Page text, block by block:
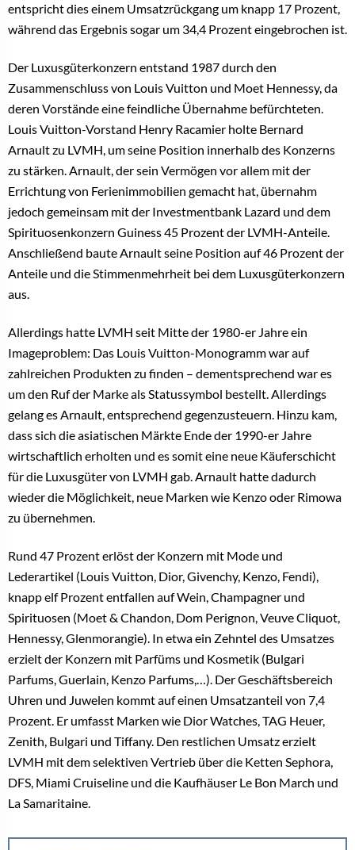
entspricht dies einem Umsatzrückgang um knapp 17 Prozent,
während das Ergebnis sogar um 34,4 Prozent eingebrochen ist.
Der Luxusgüterkonzern entstand 1987 durch den
Zusammenschluss von Louis Vuitton und Moet Hennessy, da
deren Vorstände eine feindliche Übernahme befürchteten.
Louis Vuitton-Vorstand Henry Racamier holte Bernard
Arnault zu LVMH, um seine Position innerhalb des Konzerns
zu stärken. Arnault, der sein Vermögen vor allem mit der
Errichtung von Ferienimmobilien gemacht hat, übernahm
jedoch gemeinsam mit der Investmentbank Lazard und dem
Spirituosenkonzern Guiness 45 Prozent der LVMH-Anteile.
Anschließend baute Arnault seine Position auf 46 Prozent der
Anteile und die Stimmenmehrheit bei dem Luxusgüterkonzern
aus.
Allerdings hatte LVMH seit Mitte der 1980-er Jahre ein
Imageproblem: Das Louis Vuitton-Monogramm war auf
zahlreichen Produkten zu finden – dementsprechend war es
um den Ruf der Marke als Statussymbol bestellt. Allerdings
gelang es Arnault, entsprechend gegenzusteuern. Hinzu kam,
dass sich die asiatischen Märkte Ende der 1990-er Jahre
wirtschaftlich erholten und es somit eine neue Käuferschicht
für die Luxusgüter von LVMH gab. Arnault hatte dadurch
wieder die Möglichkeit, neue Marken wie Kenzo oder Rimowa
zu übernehmen.
Rund 47 Prozent erlöst der Konzern mit Mode und
Lederartikel (Louis Vuitton, Dior, Givenchy, Kenzo, Fendi),
knapp elf Prozent entfallen auf Wein, Champagner und
Spirituosen (Moet & Chandon, Dom Perignon, Veuve Cliquot,
Hennessy, Glenmorangie). In etwa ein Zehntel des Umsatzes
erzielt der Konzern mit Parfüms und Kosmetik (Bulgari
Parfums, Guerlain, Kenzo Parfums,…). Der Geschäftsbereich
Uhren und Juwelen kommt auf einen Umsatzanteil von 7,4
Prozent. Er umfasst Marken wie Dior Watches, TAG Heuer,
Zenith, Bulgari und Tiffany. Den restlichen Umsatz erzielt
LVMH mit dem selektiven Vertrieb über die Ketten Sephora,
DFS, Miami Cruiseline und die Kaufhäuser Le Bon March und
La Samaritaine.